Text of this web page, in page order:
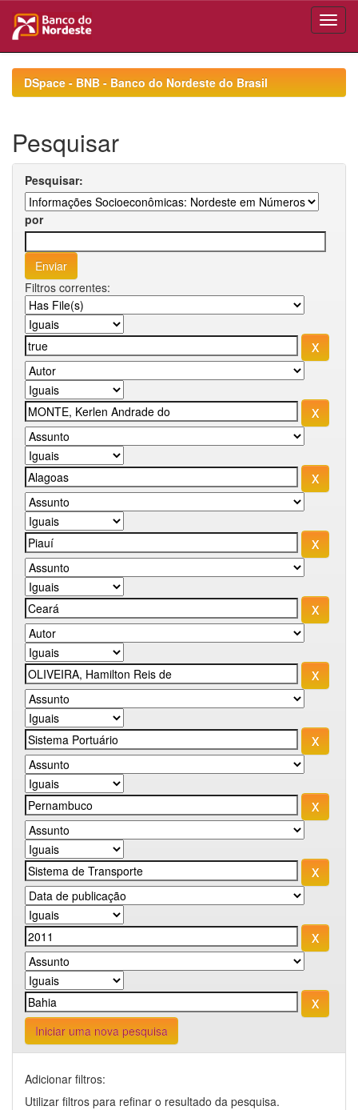
navigationDSpace - BNB - Banco do Nordeste do Brasil
Pesquisar
Pesquisar:
por
Filtros correntes:
Iniciar uma nova pesquisa
Adicionar filtros:
Utilizar filtros para refinar o resultado da pesquisa.